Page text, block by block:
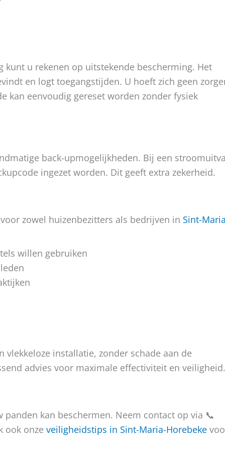
u rekenen op uitstekende bescherming. Het
en logt toegangstijden. U hoeft zich geen
kan eenvoudig gereset worden zonder fysiek
back-upmogelijkheden. Bij een
ingezet worden. Dit geeft extra zekerheid.
zowel huizenbezitters als bedrijven in Sint-
willen gebruiken
installatie, zonder schade aan de
advies voor maximale effectiviteit en veiligheid.
kan beschermen. Neem contact op via 📞
ook onze veiligheidstips in Sint-Maria-Horebeke